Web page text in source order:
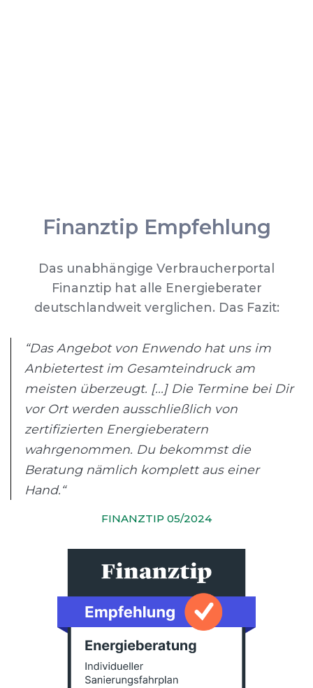
Finanztip Empfehlung
Das unabhängige Verbraucherportal
Finanztip hat alle Energieberater
deutschlandweit verglichen. Das Fazit:
“Das Angebot von Enwendo hat uns im
Anbietertest im Gesamteindruck am
meisten überzeugt. [...] Die Termine bei Dir
vor Ort werden ausschließlich von
zertifizierten Energieberatern
wahrgenommen. Du bekommst die
Beratung nämlich komplett aus einer
Hand.“
FINANZTIP 05/2024